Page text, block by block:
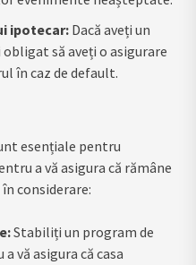
ipotecar:Dacă aveți un
să aveți o asigurare
în caz de default.
esențiale pentru
a vă asigura că rămâne
considerare:
Stabiliți un program de
vă asigura că casa